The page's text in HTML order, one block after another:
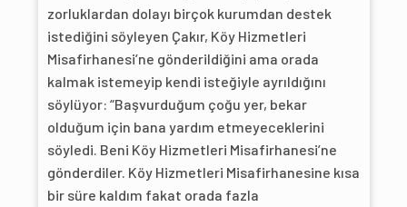
zorluklardan dolayı birçok kurumdan destek
istediğini söyleyen Çakır, Köy Hizmetleri
Misafirhanesi’ne gönderildiğini ama orada
kalmak istemeyip kendi isteğiyle ayrıldığını
söylüyor: “Başvurduğum çoğu yer, bekar
olduğum için bana yardım etmeyeceklerini
söyledi. Beni Köy Hizmetleri Misafirhanesi’ne
gönderdiler. Köy Hizmetleri Misafirhanesine kısa
bir süre kaldım fakat orada fazla